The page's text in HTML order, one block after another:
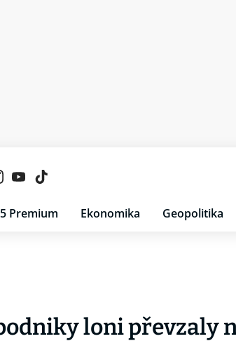
Premium Ekonomika Geopolitika
loni převzaly